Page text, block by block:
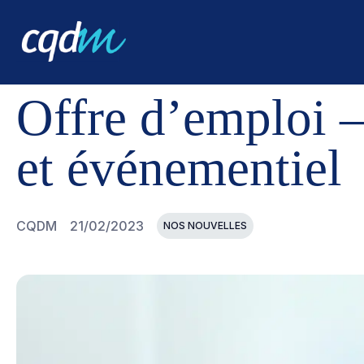
CQDM NOUVELLES ET ÉVÉNEMENTS OFFRE
Offre d’emploi
et événementiel
CQDM 21/02/2023 NOS NOUVELLES